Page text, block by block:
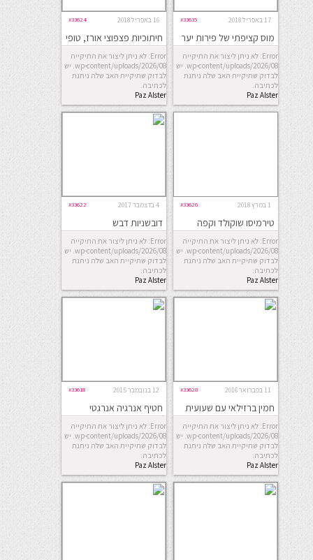
17 באפריל 2018 #33635
מוס קציפתי של פירות יער
Error: לא ניתן ליצור את התיקייה
wp-content/uploads/2026/08. יש
לבדוק שתיקיית האב שלה ניתנת
לכתיבה.
Paz Alster
16 באפריל 2018 #33624
חיתוכיות פצפוצי אורז, טופי
ומרשמלו
Error: לא ניתן ליצור את התיקייה
wp-content/uploads/2026/08. יש
לבדוק שתיקיית האב שלה ניתנת
לכתיבה.
Paz Alster
1 במרץ 2018 #33626
טירמיסו שוקולד וקפה
Error: לא ניתן ליצור את התיקייה
wp-content/uploads/2026/08. יש
לבדוק שתיקיית האב שלה ניתנת
לכתיבה.
Paz Alster
4 בדצמבר 2017 #33622
דובשניות דבש
Error: לא ניתן ליצור את התיקייה
wp-content/uploads/2026/08. יש
לבדוק שתיקיית האב שלה ניתנת
לכתיבה.
Paz Alster
11 בפברואר 2016 #33628
חמין ברזילאי עם שעועית
שחורה – פיג’ואדה
Error: לא ניתן ליצור את התיקייה
wp-content/uploads/2026/08. יש
לבדוק שתיקיית האב שלה ניתנת
לכתיבה.
Paz Alster
12 בנובמבר 2015 #33618
חטיף אנרגיה אנרגטי
במיוחדError: לא ניתן ליצור את התיקייה
wp-content/uploads/2026/08. יש
לבדוק שתיקיית האב שלה ניתנת
לכתיבה.
Paz Alster